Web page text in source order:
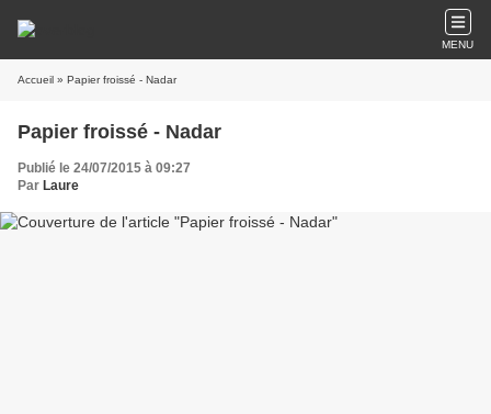
MENU
Accueil » Papier froissé - Nadar
Papier froissé - Nadar
Publié le 24/07/2015 à 09:27
Par Laure